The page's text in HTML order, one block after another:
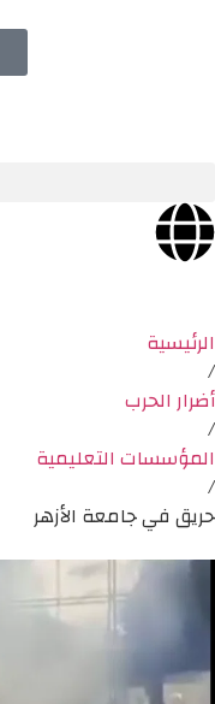
الرئيسية
/
أضرار الحرب
/
المؤسسات التعليمية
/
حريق في جامعة الأزهر